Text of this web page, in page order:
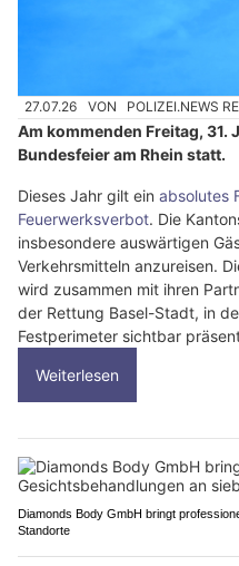
27.07.26 VON POLIZEI.NEWS
Am kommenden Freitag, 31.
Bundesfeier am Rhein statt.
Dieses Jahr gilt ein absolutes
Feuerwerksverbot. Die
insbesondere auswärtigen
Verkehrsmitteln anzureisen.
wird zusammen mit ihren
der Rettung Basel-Stadt, in
Festperimeter sichtbar
Weiterlesen
Diamonds Body GmbH bringt
Standorte